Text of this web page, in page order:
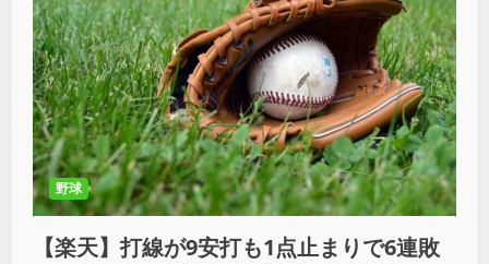
野球
【楽天】打線が9安打も1点止まりで6連敗